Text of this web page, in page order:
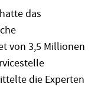
das
von 3,5 Millionen
die Experten